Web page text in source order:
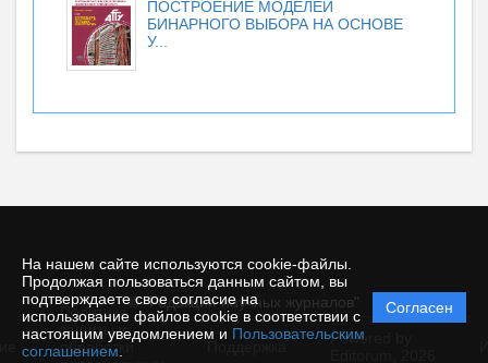
На нашем сайте используются cookie-файлы.
Продолжая пользоваться данным сайтом, вы
подтверждаете свое согласие на
использование файлов cookie в соответствии с
настоящим уведомлением и Пользовательским
соглашением
Согласен
ПОСТРОЕНИЕ МОДЕЛЕЙ
БИНАРНОГО ВЫБОРА НА ОСНОВЕ
У...
© "Редакция научных журналов"
Политика
защиты и
обработки
Powered by